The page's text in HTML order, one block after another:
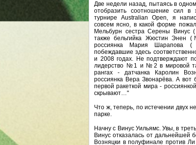
Две недели назад, пытаясь в
отобразить соотношение сил в
турнире Australian Open, я
совсем ясно, в какой форме
Мельбурн сестра Серены
также бельгийка Жюстин Энен
россиянка Мария
побеждавшие здесь
и 2008 годах. Не подтверждают
лидерство №1 и №2 в мировой
рангах - датчанка Каролин
россиянка Вера Звонарёва. А вот
первой ракеткой мира -
скрывают…"
Что ж, теперь, по истечении двух
парке.
Начну с Винус Уильямс. Увы, в
Винус отказалась от
Возняцки в полуфинале против